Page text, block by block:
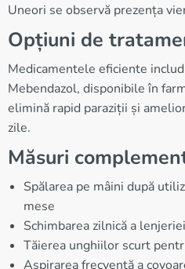
Uneori se observă prezența
Opțiuni de
Medicamentele eficiente
Mebendazol, disponibile în
elimină rapid paraziții și
zile.
Măsuri
Spălarea pe mâini după
mese
Schimbarea zilnică a
Tăierea unghiilor scurt
Aspirarea frecventă a